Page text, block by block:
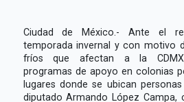
Ciudad de México.- Ante el
temporada invernal y con motivo
fríos que afectan a la
programas de apoyo en colonias
lugares donde se ubican
diputado Armando López Campa,